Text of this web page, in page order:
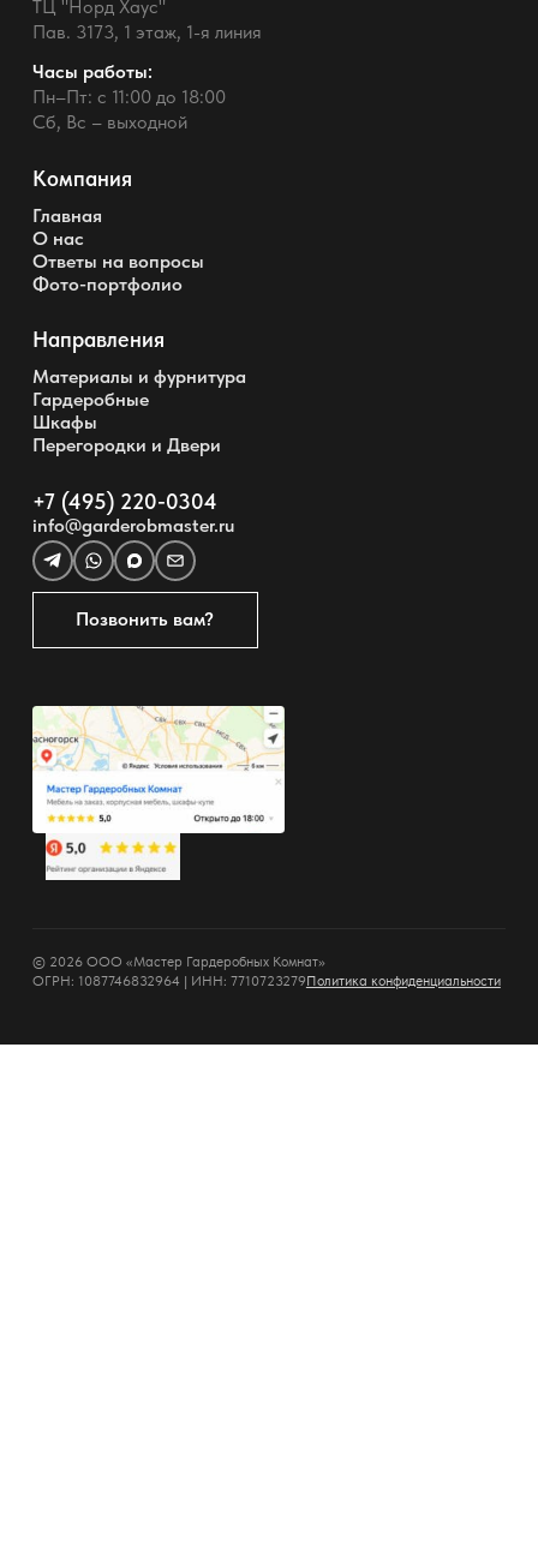
ТЦ "Норд Хаус"
Пав. 3173, 1 этаж, 1-я линия
Часы работы:
Пн–Пт: с 11:00 до 18:00
Сб, Вс – выходной
Компания
Главная
О нас
Ответы на вопросы
Фото-портфолио
Направления
Материалы и фурнитура
Гардеробные
Шкафы
Перегородки и Двери
+7 (495) 220-0304
info@garderobmaster.ru
Позвонить вам?
© 2026 ООО «Мастер Гардеробных Комнат»
ОГРН: 1087746832964 | ИНН: 7710723279Политика конфиденциальности